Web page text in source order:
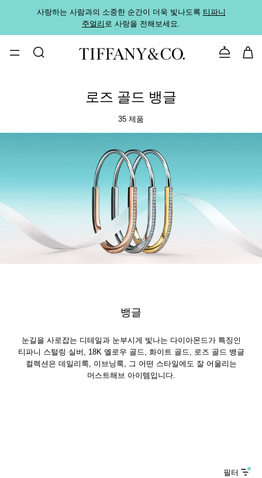
사랑하는 사람과의 소중한 순간이 더욱 빛나도록 티파니
주얼리로 사랑을 전해보세요.
문의하기
로즈 골드 뱅글
35 제품
뱅글
눈길을 사로잡는 디테일과 눈부시게 빛나는 다이아몬드가 특징인
티파니 스털링 실버, 18K 옐로우 골드, 화이트 골드, 로즈 골드 뱅글
컬렉션은 데일리룩, 이브닝룩, 그 어떤 스타일에도 잘 어울리는
머스트해브 아이템입니다.
필터